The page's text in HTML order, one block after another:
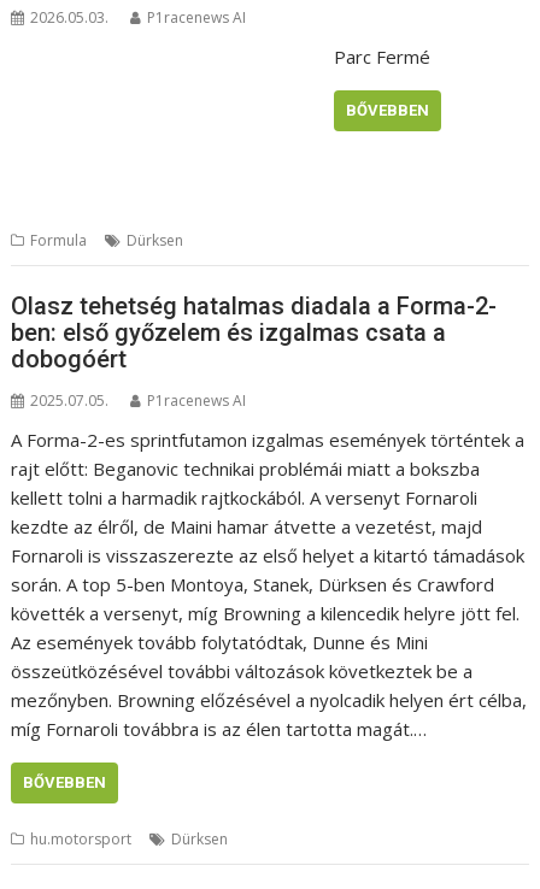
2026.05.03. P1racenews AI
Parc Fermé
BŐVEBBEN
Formula Dürksen
Olasz tehetség hatalmas diadala a Forma-2-
ben: első győzelem és izgalmas csata a
dobogóért
2025.07.05. P1racenews AI
A Forma-2-es sprintfutamon izgalmas események történtek a
rajt előtt: Beganovic technikai problémái miatt a bokszba
kellett tolni a harmadik rajtkockából. A versenyt Fornaroli
kezdte az élről, de Maini hamar átvette a vezetést, majd
Fornaroli is visszaszerezte az első helyet a kitartó támadások
során. A top 5-ben Montoya, Stanek, Dürksen és Crawford
követték a versenyt, míg Browning a kilencedik helyre jött fel.
Az események tovább folytatódtak, Dunne és Mini
összeütközésével további változások következtek be a
mezőnyben. Browning előzésével a nyolcadik helyen ért célba,
míg Fornaroli továbbra is az élen tartotta magát.…
BŐVEBBEN
hu.motorsport Dürksen